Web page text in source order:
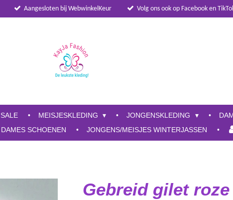
Aangesloten bij WebwinkelKeur Volg ons ook op Facebook en
SALE MEISJESKLEDING JONGENSKLEDING
DAMES SCHOENEN JONGENS/MEISJES WINTERJASSEN
Gebreid gilet roze